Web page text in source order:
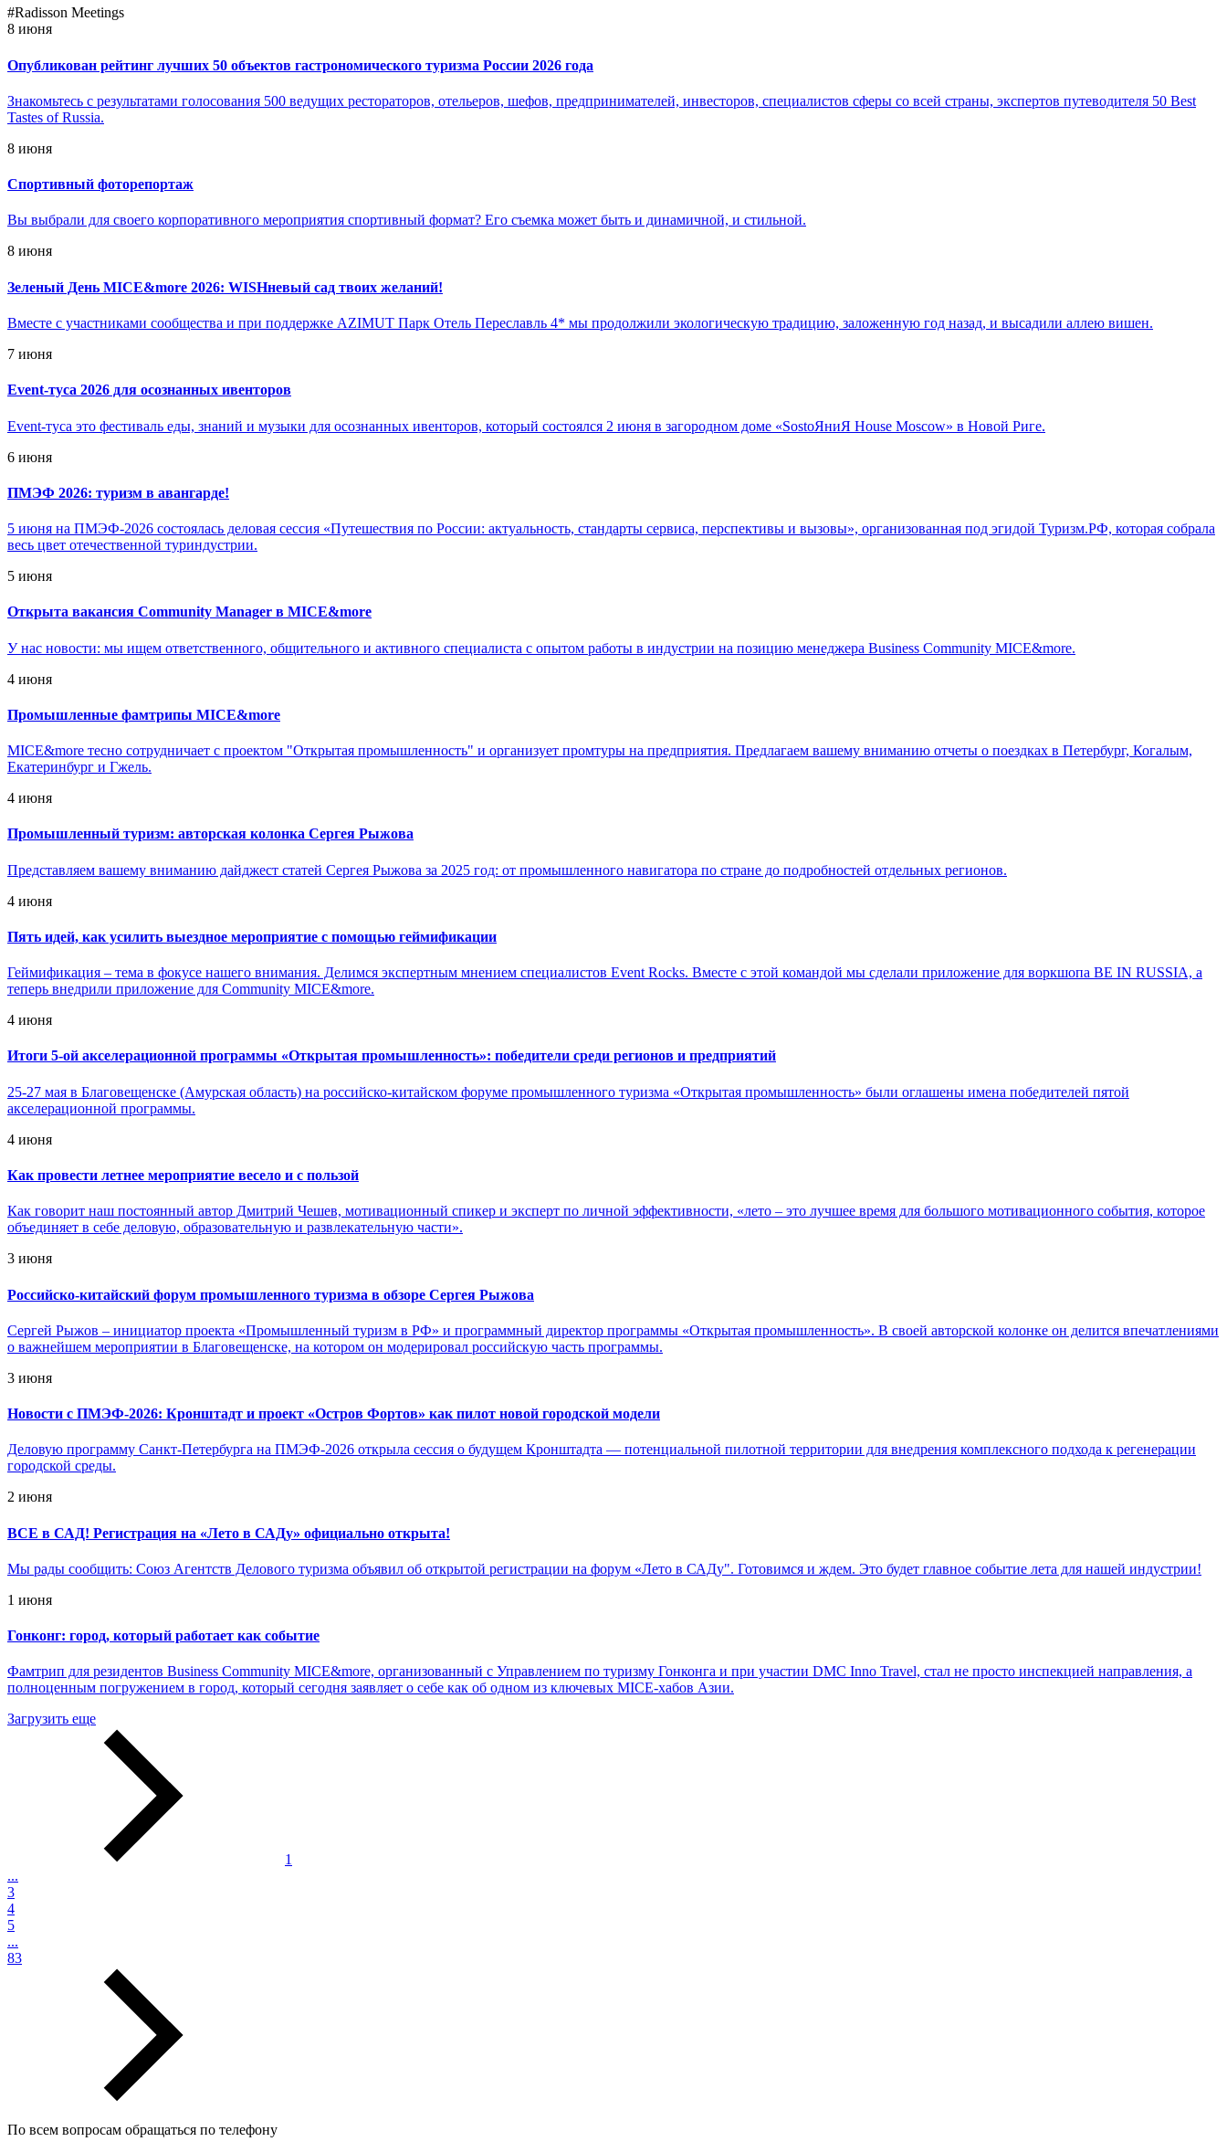
#Radisson Meetings
8 июня
Опубликован рейтинг лучших 50 объектов гастрономического туризма России 2026 года
Знакомьтесь с результатами голосования 500 ведущих рестораторов, отельеров, шефов, предпринимателей, инвесторов, специалистов сферы со всей страны, экспертов путеводителя 50 Best
Tastes of Russia.
8 июня
Спортивный фоторепортаж
Вы выбрали для своего корпоративного мероприятия спортивный формат? Его съемка может быть и динамичной, и стильной.
8 июня
Зеленый День MICE&more 2026: WISHневый сад твоих желаний!
Вместе с участниками сообщества и при поддержке AZIMUT Парк Отель Переславль 4* мы продолжили экологическую традицию, заложенную год назад, и высадили аллею вишен.
7 июня
Event-туса 2026 для осознанных ивенторов
Event-туса это фестиваль еды, знаний и музыки для осознанных ивенторов, который состоялся 2 июня в загородном доме «SostoЯниЯ House Moscow» в Новой Риге.
6 июня
ПМЭФ 2026: туризм в авангарде!
5 июня на ПМЭФ-2026 состоялась деловая сессия «Путешествия по России: актуальность, стандарты сервиса, перспективы и вызовы», организованная под эгидой Туризм.РФ, которая собрала
весь цвет отечественной туриндустрии.
5 июня
Открыта вакансия Community Manager в MICE&more
У нас новости: мы ищем ответственного, общительного и активного специалиста с опытом работы в индустрии на позицию менеджера Business Community MICE&more.
4 июня
Промышленные фамтрипы MICE&more
MICE&more тесно сотрудничает с проектом "Открытая промышленность" и организует промтуры на предприятия. Предлагаем вашему вниманию отчеты о поездках в Петербург, Когалым,
Екатеринбург и Гжель.
4 июня
Промышленный туризм: авторская колонка Сергея Рыжова
Представляем вашему вниманию дайджест статей Сергея Рыжова за 2025 год: от промышленного навигатора по стране до подробностей отдельных регионов.
4 июня
Пять идей, как усилить выездное мероприятие с помощью геймификации
Геймификация – тема в фокусе нашего внимания. Делимся экспертным мнением специалистов Event Rocks. Вместе с этой командой мы сделали приложение для воркшопа BE IN RUSSIA, а
теперь внедрили приложение для Community MICE&more.
4 июня
Итоги 5-ой акселерационной программы «Открытая промышленность»: победители среди регионов и предприятий
25-27 мая в Благовещенске (Амурская область) на российско-китайском форуме промышленного туризма «Открытая промышленность» были оглашены имена победителей пятой
акселерационной программы.
4 июня
Как провести летнее мероприятие весело и с пользой
Как говорит наш постоянный автор Дмитрий Чешев, мотивационный спикер и эксперт по личной эффективности, «лето – это лучшее время для большого мотивационного события, которое
объединяет в себе деловую, образовательную и развлекательную части».
3 июня
Российско-китайский форум промышленного туризма в обзоре Сергея Рыжова
Сергей Рыжов – инициатор проекта «Промышленный туризм в РФ» и программный директор программы «Открытая промышленность». В своей авторской колонке он делится впечатлениями
о важнейшем мероприятии в Благовещенске, на котором он модерировал российскую часть программы.
3 июня
Новости с ПМЭФ-2026: Кронштадт и проект «Остров Фортов» как пилот новой городской модели
Деловую программу Санкт-Петербурга на ПМЭФ-2026 открыла сессия о будущем Кронштадта — потенциальной пилотной территории для внедрения комплексного подхода к регенерации
городской среды.
2 июня
ВСЕ в САД! Регистрация на «Лето в САДу» официально открыта!
Мы рады сообщить: Союз Агентств Делового туризма объявил об открытой регистрации на форум «Лето в САДу". Готовимся и ждем. Это будет главное событие лета для нашей индустрии!
1 июня
Гонконг: город, который работает как событие
Фамтрип для резидентов Business Community MICE&more, организованный с Управлением по туризму Гонконга и при участии DMC Inno Travel, стал не просто инспекцией направления, а
полноценным погружением в город, который сегодня заявляет о себе как об одном из ключевых MICE-хабов Азии.
Загрузить еще
1
...
3
4
5
...
83
По всем вопросам обращаться по телефону